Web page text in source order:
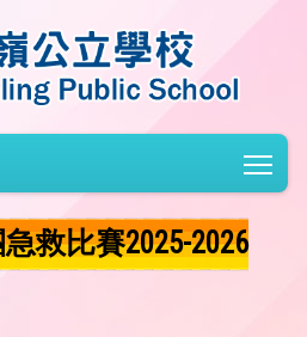
救比賽2025-2026